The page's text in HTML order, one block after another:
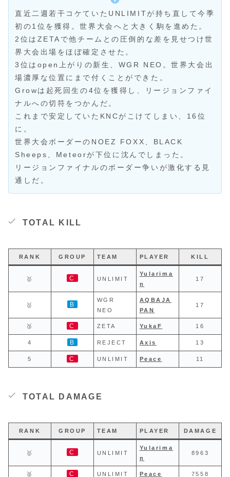
直近二週若干コケていたUNLIMITが持ち直して今季
初の1位を獲得。世界大会へと大きく駒を進めた。
2位はZETAで他チームとの圧倒的な差を見せつけ世
界大会出場をほぼ確定させた。
3位はopen上がりの新生、WGR NEO。世界大会出
場濃厚な位置にまで付くことができた。
Growは起死回生の4位を獲得し、リージョンファイ
ナルへの切符をつかんだ。
これまで安定していたKNCがこけてしまい、16位
に。
世界大会ボーダーのNOEZ FOXX、BLACK
Sheeps、Meteorが下位に沈んでしまった。
リージョンファイナルのボーダー争いが激化する見
通しだ。
TOTAL KILL
RANK GROUP TEAM PLAYER KILL
🥇 C UNLIMIT
Yularima
n
17
🥇 B
WGR
NEO
AQBAJA
PAN
17
🥉 C ZETA YukaF 16
4 B REJECT Axis 13
5 C UNLIMIT Peace 11
TOTAL DAMAGE
RANK GROUP TEAM PLAYER DAMAGE
🥇 C UNLIMIT
Yularima
n
8963
🥈 C UNLIMIT Peace 7558